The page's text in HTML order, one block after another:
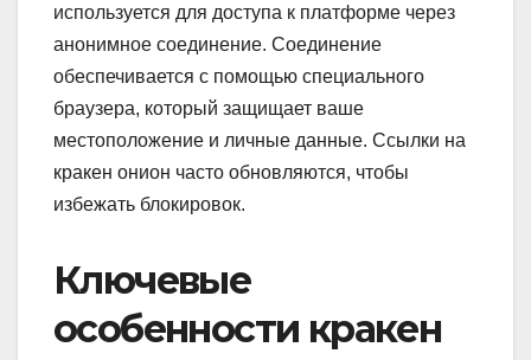
используется для доступа к платформе через
анонимное соединение. Соединение
обеспечивается с помощью специального
браузера, который защищает ваше
местоположение и личные данные. Ссылки на
кракен онион часто обновляются, чтобы
избежать блокировок.
Ключевые
особенности кракен